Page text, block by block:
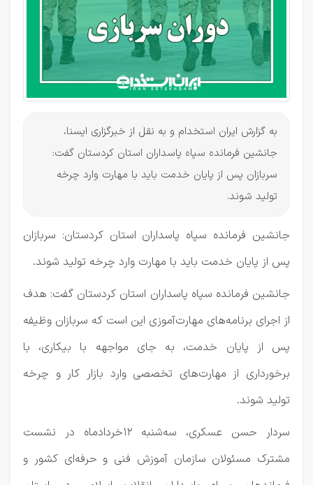
چرخه
تولید
شوند
به گزارش ایران استخدام و به نقل از خبرگزاری ایسنا،
جانشین فرمانده سپاه پاسداران استان کردستان گفت:
سربازان پس از پایان خدمت باید با مهارت وارد چرخه
تولید شوند.
جانشین فرمانده سپاه پاسداران استان کردستان: سربازان
پس از پایان خدمت باید با مهارت وارد چرخه تولید شوند.
جانشین فرمانده سپاه پاسداران استان کردستان گفت: هدف
از اجرای برنامه‌های مهارت‌آموزی این است که سربازان وظیفه
پس از پایان خدمت، به جای مواجهه با بیکاری، با
برخورداری از مهارت‌های تخصصی وارد بازار کار و چرخه
تولید شوند.
سردار حسن عسکری، سه‌شنبه ۱۲خردادماه در نشست
مشترک مسئولان سازمان آموزش فنی و حرفه‌ای کشور و